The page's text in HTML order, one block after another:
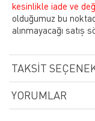
kesinlikle iade ve
olduğumuz bu
alınmayacağı satış
TAKSIT
YORUMLAR